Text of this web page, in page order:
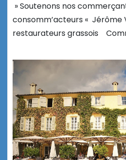
» Soutenons nos
consomm’acteurs « Jérôme
restaurateurs grassois